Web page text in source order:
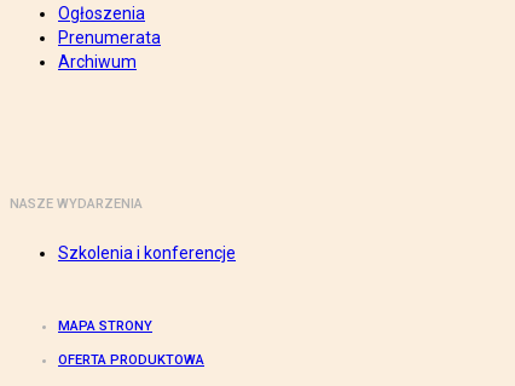
Ogłoszenia
Prenumerata
Archiwum
NASZE WYDARZENIA
Szkolenia i konferencje
MAPA STRONY
OFERTA PRODUKTOWA